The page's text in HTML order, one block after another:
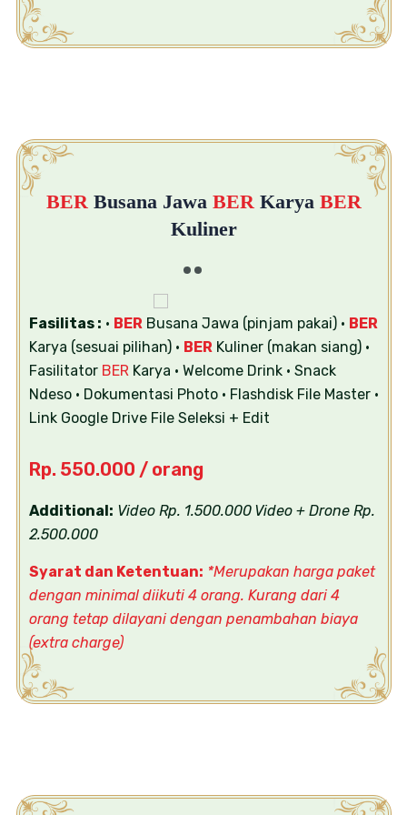
BER Busana Jawa BER Karya BER
Kuliner
Fasilitas : • BERBusana Jawa (pinjam pakai)• BER
Karya (sesuai pilihan)• BERKuliner (makan siang)•
Fasilitator BERKarya • Welcome Drink• Snack
Ndeso• Dokumentasi Photo• Flashdisk File Master•
Link Google Drive File Seleksi + Edit
Rp. 550.000 / orang
Additional: Video Rp. 1.500.000Video + Drone Rp.
2.500.000
Syarat dan Ketentuan: *Merupakan harga paket
dengan minimal diikuti 4 orang. Kurang dari 4
orang tetap dilayani dengan penambahan biaya
(extra charge)